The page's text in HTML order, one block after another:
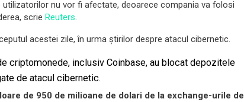
nu vor fi afectate, deoarece compania va folosi
scrie Reuters.
acestei zile, în urma știrilor despre atacul cibernetic.
criptomonede, inclusiv Coinbase, au blocat depozitele
de atacul cibernetic.
de 950 de milioane de dolari de la exchange-urile de